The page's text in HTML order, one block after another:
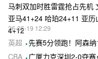
马刺双加时胜雷霆抢占先机
亚马41+24 哈珀24+11 亚历
4+12
26-05-19 12:29
英超
先赛5分领跑！阿森纳1-
CBA
广厦力克深圳2-0夺